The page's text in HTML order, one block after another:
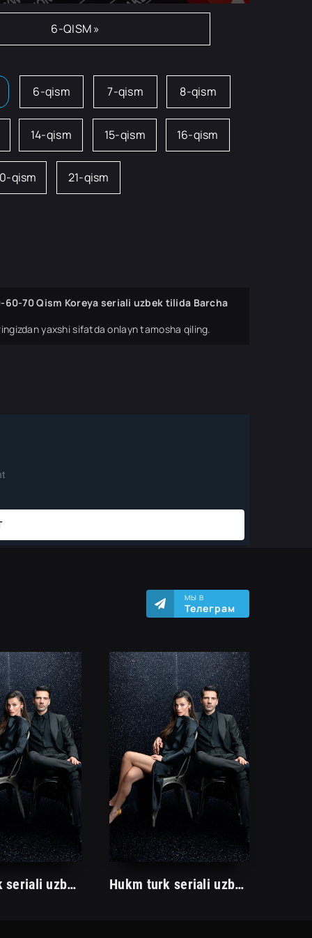
6-QISM »
6-qism 7-qism 8-qism
14-qism 15-qism 16-qism
qism 21-qism
70 Qism Koreya seriali uzbek tilida Barcha
yaxshi sifatda onlayn tamosha qiling.
МЫ В
Телеграм
Hukm turk seriali uzbek tilida /Хукм турк сериали ўзбек тилида/ 203. 204. 205. 206. 207. 208. 209. 210. 211. 212. 213. 214. 215 barcha qismlari. Hukm turk seriali uzbek tilida /Хукм турк сериали ўзбек тилида/ 203. 204. 205. 206. 207. 208. 209. 210. 211. 212. 213. 214. 215 barcha qismlari.